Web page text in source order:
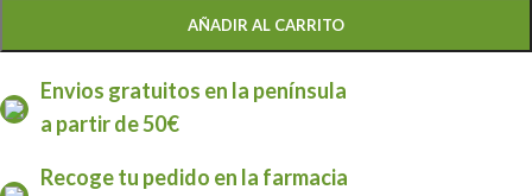
AÑADIR AL CARRITO
Envios gratuitos en la península
a partir de 50€
Recoge tu pedido en la farmacia